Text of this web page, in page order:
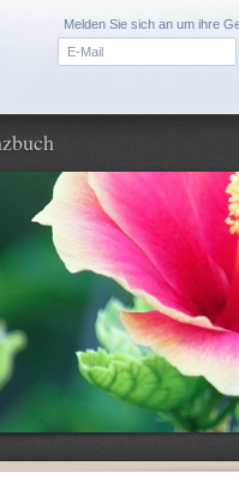
Melden Sie sich an um ihre